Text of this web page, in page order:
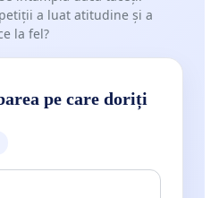
a luat atitudine și a
la fel?
pe care doriți